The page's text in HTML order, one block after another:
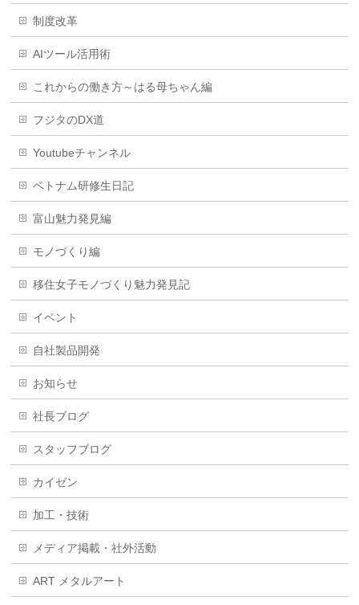
制度改革
AIツール活用術
これからの働き方～はる母ちゃん編
フジタのDX道
Youtubeチャンネル
ベトナム研修生日記
富山魅力発見編
モノづくり編
移住女子モノづくり魅力発見記
イベント
自社製品開発
お知らせ
社長ブログ
スタッフブログ
カイゼン
加工・技術
メディア掲載・社外活動
ART メタルアート